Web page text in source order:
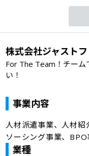
株式会社ジャスト
For The Team！チーム
い！
事業内容
人材派遣事業、人材紹
ソーシング事業、BPO
業種